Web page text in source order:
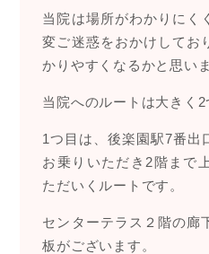
当院は場所がわかりにく
変ご迷惑をおかけしてお
かりやすくなるかと思いま
当院へのルートは大きく2
1つ目は、後楽園駅7番出
お乗りいただき2階まで
ただいくルートです。
センターテラス２階の廊
板がございます。